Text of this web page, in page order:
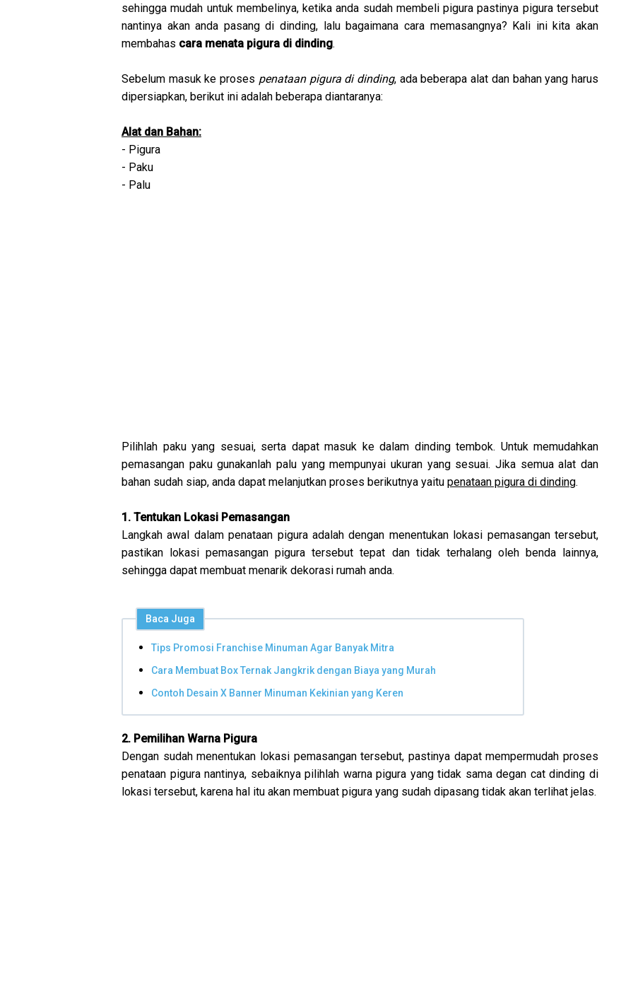
sehingga mudah untuk membelinya, ketika anda sudah membeli pigura pastinya pigura tersebut
nantinya akan anda pasang di dinding, lalu bagaimana cara memasangnya? Kali ini kita akan
membahas cara menata pigura di dinding.
Sebelum masuk ke proses penataan pigura di dinding, ada beberapa alat dan bahan yang harus
dipersiapkan, berikut ini adalah beberapa diantaranya:
Alat dan Bahan:
- Pigura
- Paku
- Palu
Pilihlah paku yang sesuai, serta dapat masuk ke dalam dinding tembok. Untuk memudahkan
pemasangan paku gunakanlah palu yang mempunyai ukuran yang sesuai. Jika semua alat dan
bahan sudah siap, anda dapat melanjutkan proses berikutnya yaitu penataan pigura di dinding.
1. Tentukan Lokasi Pemasangan
Langkah awal dalam penataan pigura adalah dengan menentukan lokasi pemasangan tersebut,
pastikan lokasi pemasangan pigura tersebut tepat dan tidak terhalang oleh benda lainnya,
sehingga dapat membuat menarik dekorasi rumah anda.
Baca Juga
Tips Promosi Franchise Minuman Agar Banyak Mitra
Cara Membuat Box Ternak Jangkrik dengan Biaya yang Murah
Contoh Desain X Banner Minuman Kekinian yang Keren
2. Pemilihan Warna Pigura
Dengan sudah menentukan lokasi pemasangan tersebut, pastinya dapat mempermudah proses
penataan pigura nantinya, sebaiknya pilihlah warna pigura yang tidak sama degan cat dinding di
lokasi tersebut, karena hal itu akan membuat pigura yang sudah dipasang tidak akan terlihat jelas.